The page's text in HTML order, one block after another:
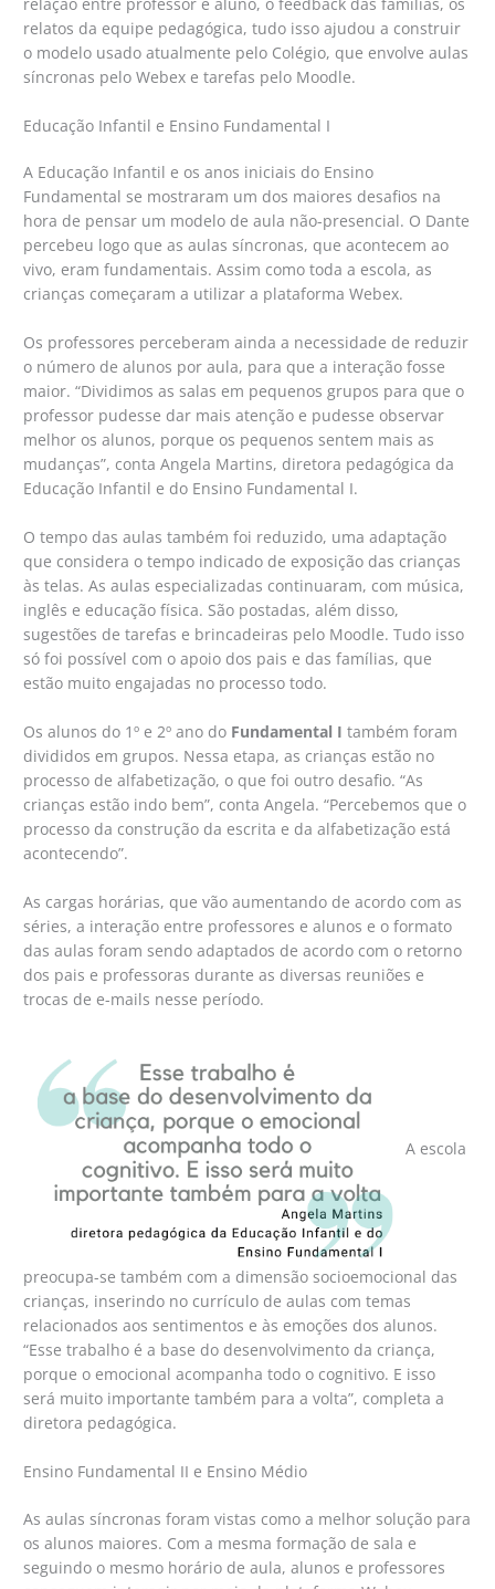
relatos da equipe pedagógica, tudo isso ajudou a construir
o modelo usado atualmente pelo Colégio, que envolve aulas
síncronas pelo Webex e tarefas pelo Moodle.
Educação Infantil e Ensino Fundamental I
A Educação Infantil e os anos iniciais do Ensino
Fundamental se mostraram um dos maiores desafios na
hora de pensar um modelo de aula não-presencial. O Dante
percebeu logo que as aulas síncronas, que acontecem ao
vivo, eram fundamentais. Assim como toda a escola, as
crianças começaram a utilizar a plataforma Webex.
Os professores perceberam ainda a necessidade de reduzir
o número de alunos por aula, para que a interação fosse
maior. “Dividimos as salas em pequenos grupos para que o
professor pudesse dar mais atenção e pudesse observar
melhor os alunos, porque os pequenos sentem mais as
mudanças”, conta Angela Martins, diretora pedagógica da
Educação Infantil e do Ensino Fundamental I.
O tempo das aulas também foi reduzido, uma adaptação
que considera o tempo indicado de exposição das crianças
às telas. As aulas especializadas continuaram, com música,
inglês e educação física. São postadas, além disso,
sugestões de tarefas e brincadeiras pelo Moodle. Tudo isso
só foi possível com o apoio dos pais e das famílias, que
estão muito engajadas no processo todo.
Os alunos do 1º e 2º ano do Fundamental I também foram
divididos em grupos. Nessa etapa, as crianças estão no
processo de alfabetização, o que foi outro desafio. “As
crianças estão indo bem”, conta Angela. “Percebemos que o
processo da construção da escrita e da alfabetização está
acontecendo”.
As cargas horárias, que vão aumentando de acordo com as
séries, a interação entre professores e alunos e o formato
das aulas foram sendo adaptados de acordo com o retorno
dos pais e professoras durante as diversas reuniões e
trocas de e-mails nesse período.
A escola
preocupa-se também com a dimensão socioemocional das
crianças, inserindo no currículo de aulas com temas
relacionados aos sentimentos e às emoções dos alunos.
“Esse trabalho é a base do desenvolvimento da criança,
porque o emocional acompanha todo o cognitivo. E isso
será muito importante também para a volta”, completa a
diretora pedagógica.
Ensino Fundamental II e Ensino Médio
As aulas síncronas foram vistas como a melhor solução para
os alunos maiores. Com a mesma formação de sala e
seguindo o mesmo horário de aula, alunos e professores